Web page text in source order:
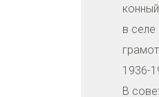
в
1936-
В